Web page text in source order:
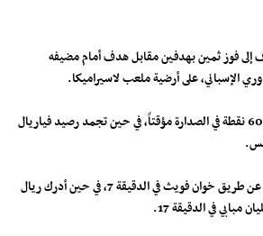
إلى فوز ثمين بهدفين مقابل هدف أمام مضيفه
ورفع ريال مدريد رصيده إلى 60 نقطة في الصدارة مؤقتاً، في حين تجمد رصيد فياريال
وسجل فياريال هدف التقدم عن طريق خوان فويث في الدقيقة 7، في حين أدرك ريال
في الدقيقة 17.